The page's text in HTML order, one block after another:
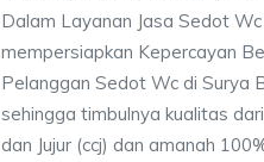
Dalam Layanan Jasa Sedot
mempersiapkan Kepercayan
Pelanggan Sedot Wc di Surya
sehingga timbulnya kualitas
dan Jujur (ccj) dan amanah